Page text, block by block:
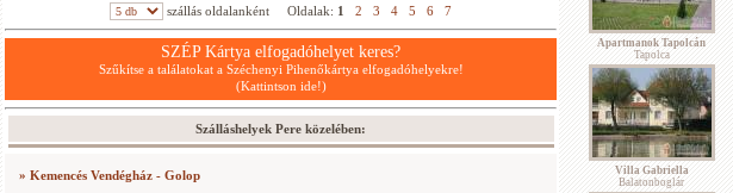
szállás oldalanként Oldalak: 1 2 3 4 5 6 7
SZÉP Kártya elfogadóhelyet keres?
Szűkítse a találatokat a Széchenyi Pihenőkártya elfogadóhelyekre!
(Kattintson ide!)
Szálláshelyek Pere közelében:
» Kemencés Vendégház - Golop
Apartmanok Tapolcán
Tapolca
Villa Gabriella
Balatonboglár